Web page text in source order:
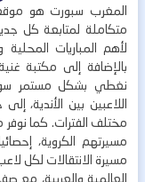
المغرب سبورت هو
متكاملة لمتابعة كل
لأهم المباريات المحلية
بالإضافة إلى مكتبة
نغطي بشكل مستمر سوق
اللاعبين بين الأندية،
مختلف الفترات. كما
مسيرتهم الكروية،
مسيرة الانتقالات لكل